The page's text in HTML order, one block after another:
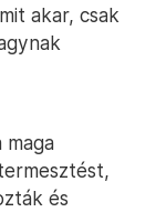
akar, csak
és